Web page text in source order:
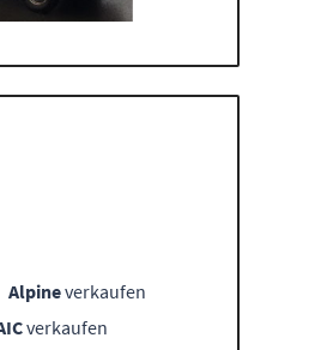
Alpineverkaufen
verkaufen